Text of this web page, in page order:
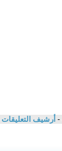
- أرشيف التعليقات